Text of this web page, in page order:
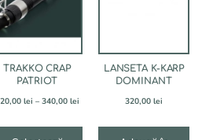
TRAKKO CRAP
PATRIOT
lei – 340,00 leiInterval
prețuri:
LANSETA K-KARP
DOMINANT
320,00 lei